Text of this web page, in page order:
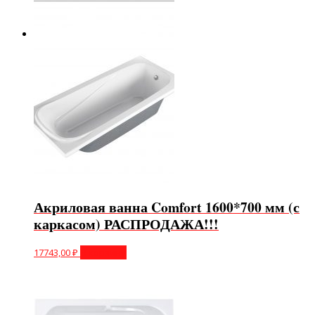
Акриловая ванна Comfort 1600*700 мм (с
каркасом) РАСПРОДАЖА!!!
17743,00₽